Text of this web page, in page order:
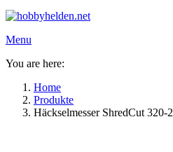
Menu
You are here:
Home
Produkte
Häckselmesser ShredCut 320-2